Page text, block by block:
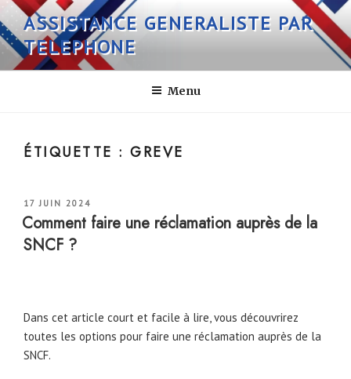
Aller
au
contenu
principal
ASSISTANCE GENERALISTE PAR
TELEPHONE
Menu
ÉTIQUETTE :GREVE
PUBLIÉ
LE
17 JUIN 2024
Comment faire une réclamation auprès de la
SNCF ?
Dans cet article court et facile à lire, vous découvrirez
toutes les options pour faire une réclamation auprès de la
SNCF.